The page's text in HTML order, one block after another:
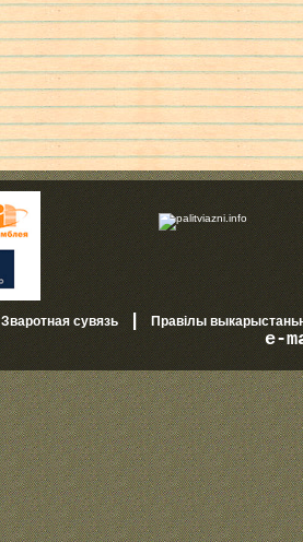
Зваротная сувязь| Правілы
e-